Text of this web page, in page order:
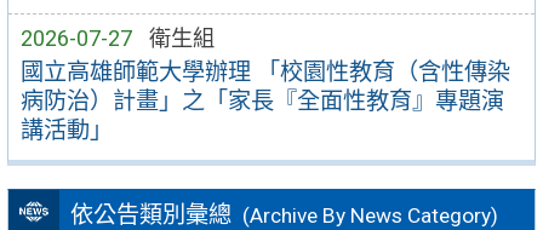
2026-07-27 衛生組
國立高雄師範大學辦理 「校園性教育（含性傳染
病防治）計畫」之「家長『全面性教育』專題演
講活動」
依公告類別彙總 (Archive By News Category)